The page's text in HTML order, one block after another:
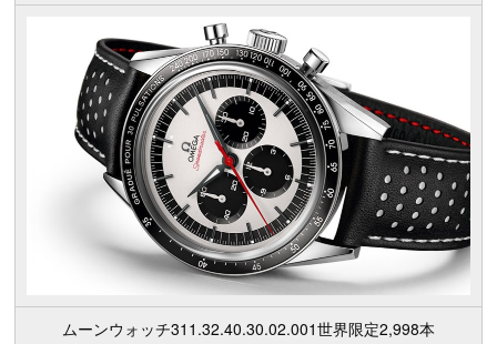
ムーンウォッチ311.32.40.30.02.001世界限定2,998本